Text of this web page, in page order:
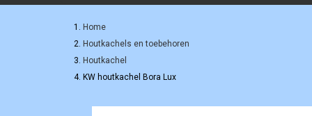
Home
Houtkachels en toebehoren
Houtkachel
KW houtkachel Bora Lux